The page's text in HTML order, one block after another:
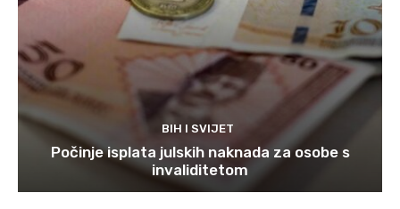
BIH I SVIJET
Počinje isplata julskih naknada za osobe s
invaliditetom